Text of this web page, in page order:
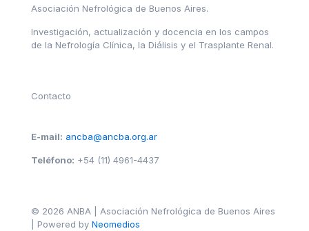
Asociación Nefrológica de Buenos Aires.
Investigación, actualización y docencia en los campos
de la Nefrología Clínica, la Diálisis y el Trasplante Renal.
Contacto
E-mail: ancba@ancba.org.ar
Teléfono: +54 (11) 4961-4437
© 2026 ANBA | Asociación Nefrológica de Buenos Aires
| Powered by Neomedios